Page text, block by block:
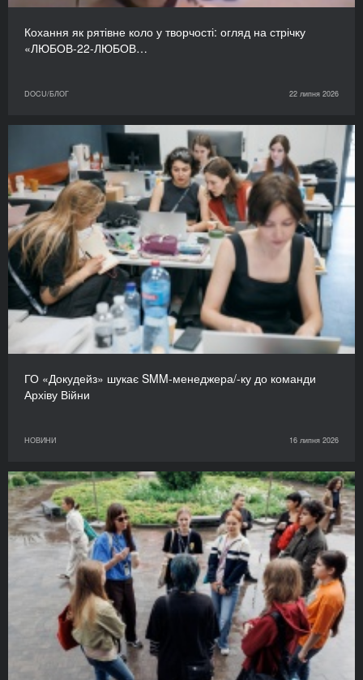
Кохання як рятівне коло у творчості: огляд на стрічку
«ЛЮБОВ-22-ЛЮБОВ…
DOCU/БЛОГ 22 липня 2026
ГО «Докудейз» шукає SMM-менеджера/-ку до команди
Архіву Війни
НОВИНИ 16 липня 2026